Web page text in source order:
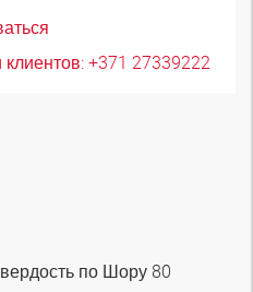
+371 27339222
по Шору 80